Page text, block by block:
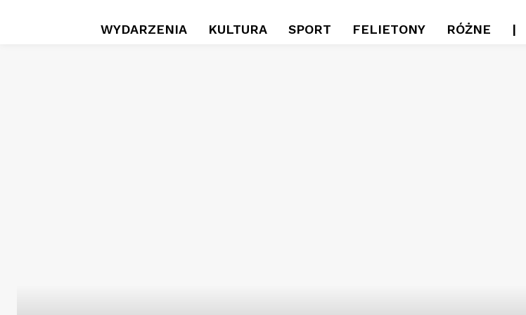
WYDARZENIA KULTURA SPORT FELIETONY RÓŻNE |